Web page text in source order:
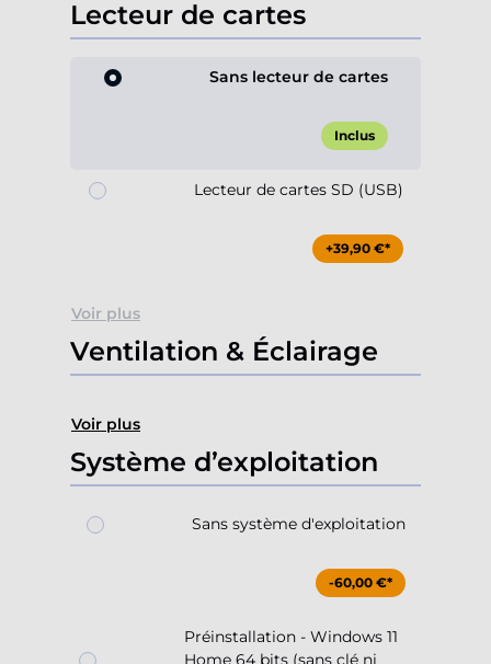
Lecteur de cartes
Sans lecteur de cartes
Inclus
Lecteur de cartes SD (USB)
+39,90 €*
Voir plus
Ventilation & Éclairage
Voir plus
Système d’exploitation
Sans système d'exploitation
-60,00 €*
Préinstallation - Windows 11